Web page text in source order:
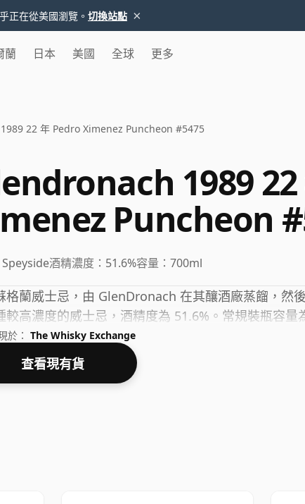
正在從美國瀏覽。 切換站點 ×
蘭 日本 美國 全球 更多
22 年 Pedro Ximenez Puncheon #5475
1989
Puncheon
Speyside酒精濃度： 51.6%容量： 700ml
格蘭威士忌，由 GlenDronach 在其釀酒廠蒸餾，然
較高濃度的威士忌，酒精度為 51.6%。常規裝瓶容量
於： The Whisky Exchange
查看現有貨